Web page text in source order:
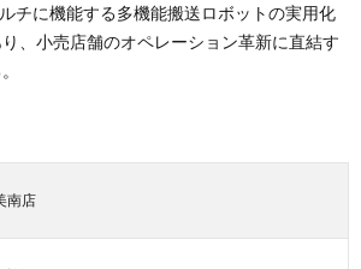
チに機能する多機能搬送ロボットの実用化
、小売店舗のオペレーション革新に直結す
南店